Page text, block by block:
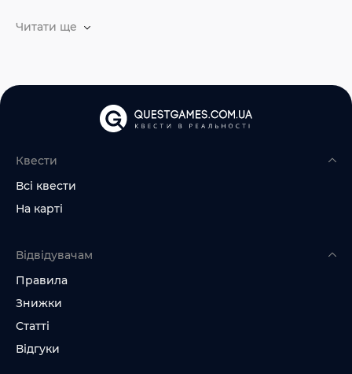
Читати ще
Квести
Всі квести
На карті
Відвідувачам
Правила
Знижки
Статті
Відгуки